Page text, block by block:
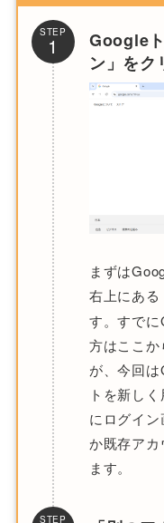
STEP
1
Google
ン」をク
まずは
右上にある
す。すで
方はここ
が、今回
トを新し
にログイ
か既存アカ
ます。
STEP